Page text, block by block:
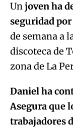
Unjoven ha
seguridad
de semana a
discoteca de
zona de La
Daniel ha
Asegura que
trabajadores